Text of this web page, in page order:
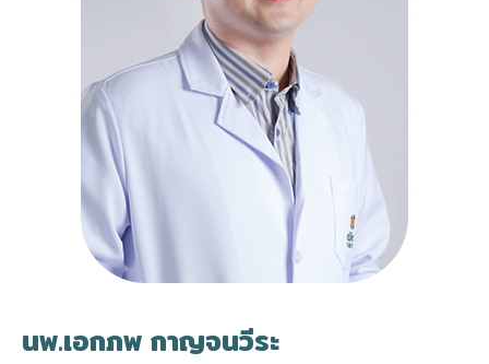
นพ.เอกภพ กาญจนวีระ